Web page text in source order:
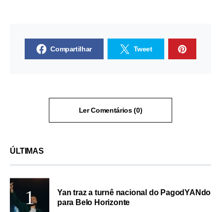
Compartilhar Tweet
Ler Comentários (0)
ÚLTIMAS
Yan traz a turnê nacional do PagodYANdo
para Belo Horizonte